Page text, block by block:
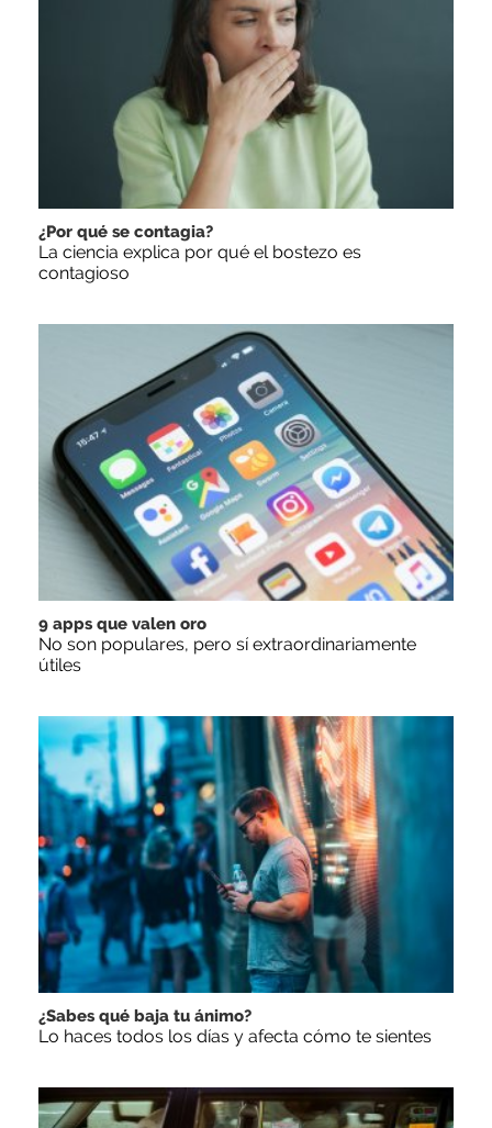
¿Por qué se contagia?
La ciencia explica por qué el bostezo es
contagioso
9 apps que valen oro
No son populares, pero sí extraordinariamente
útiles
¿Sabes qué baja tu ánimo?
Lo haces todos los días y afecta cómo te sientes